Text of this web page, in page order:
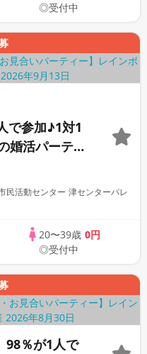
◎受付中
で参加♪1対1
婚活パーティ
活動センター 津センターパレ
20〜39歳 0円
◎受付中
98％が1人で